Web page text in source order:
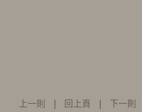
上一則 | 回上頁 | 下一則